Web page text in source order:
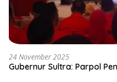
24 November 2025
Gubernur Sultra: Parpol